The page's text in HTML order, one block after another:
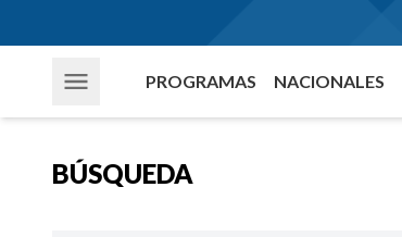
PROGRAMAS NACIONALES
BÚSQUEDA